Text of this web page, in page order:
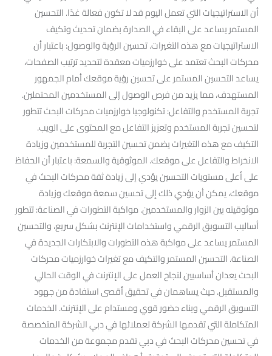
أن الاستراتيجيات التي تعمل اليوم قد لا تكون فعالة غدًا. التحسين
المستمر يساعد على البقاء في الصدارة بضمان تحديث وتكيف
الاستراتيجيات مع هذه التغيرات. تحسين الرؤية والوصول: باعتبار أن
محركات البحث تعتمد على خوارزميات معقدة لتحديد ترتيب الصفحات،
يساعد التحسين المستمر على تحسين رؤية موقعك أمام الجمهور
المستهدف، مما يزيد من فرص الوصول إلى المستخدمين المحتملين.
تجربة المستخدم والتفاعل: تكنولوجيا خوارزميات محركات البحث تتطور
لتحسين تجربة المستخدم وتعزيز التفاعل مع المحتوى على الويب.
التكيف مع هذه التغيرات يضمن تحسين التجربة للمستخدمين وزيادة
الانخراط والتفاعل على موقعك. الموثوقية والسمعة: باعتبار أن الحفاظ
على أعلى مستويات التحسين يؤدي إلى زيادة ثقة محركات البحث في
موقعك، يمكن أن يؤدي ذلك إلى تحسين سمعة موقعك وزيادة
موثوقيته بين الزوار والمستخدمين. مواكبة التطورات في الصناعة: تتطور
أساليب التسويق الرقمي واستخدامات الإنترنت بشكل سريع، والتحسين
المستمر يساعد على مواكبة هذه التطورات والابتكارات الجديدة في
الصناعة. التحسين المستمر والتكيف مع تغيرات خوارزميات محركات
البحث يعدان أساسيين لنجاح العمل على الإنترنت في الوقت الحالي
والمستقبل. حيث يساهمان في تحقيق أقصى استفادة من جهود
التسويق الرقمي وبناء حضور قوي ومستدام على الإنترنت. الخدمات
المتكاملة التي تقدمها الشركة لعملائها في دبي الشركة المتخصصة
في تحسين محركات البحث في دبي تقدم مجموعة من الخدمات